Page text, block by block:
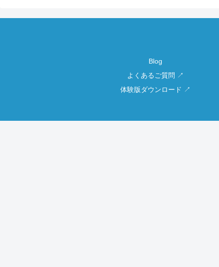
Blog
よくあるご質問 ↗
体験版ダウンロード ↗